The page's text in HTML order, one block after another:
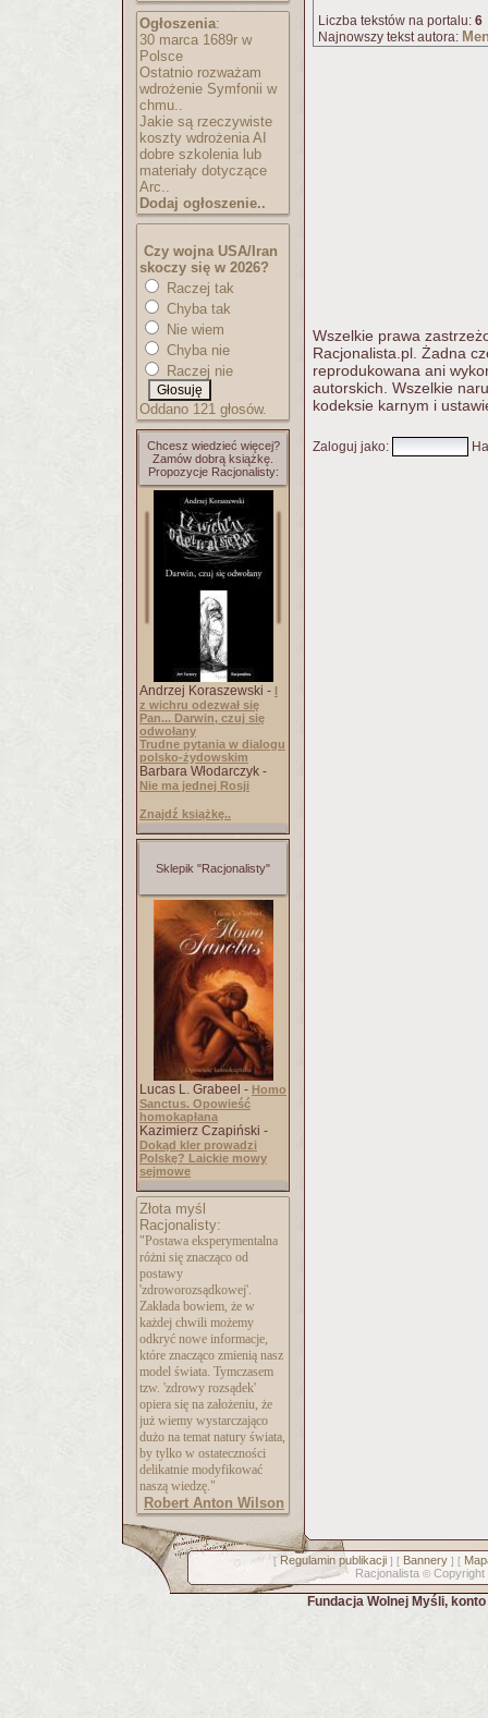
Ogłoszenia:
30 marca 1689r w
Polsce
Ostatnio rozważam
wdrożenie Symfonii w
chmu..
Jakie są rzeczywiste
koszty wdrożenia AI
dobre szkolenia lub
materiały dotyczące
Arc..
Dodaj ogłoszenie..
Czy wojna USA/Iran
skoczy się w 2026?
Raczej tak
Chyba tak
Nie wiem
Chyba nie
Raczej nie
Oddano 121 głosów.
Chcesz wiedzieć więcej?
Zamów dobrą książkę.
Propozycje Racjonalisty:
Andrzej Koraszewski - I
z wichru odezwał się
Pan... Darwin, czuj się
odwołany
Trudne pytania w dialogu
polsko-żydowskim
Barbara Włodarczyk -
Nie ma jednej Rosji
Znajdź książkę..
Sklepik "Racjonalisty"
Lucas L. Grabeel - Homo
Sanctus. Opowieść
homokapłana
Kazimierz Czapiński -
Dokąd kler prowadzi
Polskę? Laickie mowy
sejmowe
Złota myśl
Racjonalisty:
"Postawa eksperymentalna
różni się znacząco od
postawy
'zdroworozsądkowej'.
Zakłada bowiem, że w
każdej chwili możemy
odkryć nowe informacje,
które znacząco zmienią nasz
model świata. Tymczasem
tzw. 'zdrowy rozsądek'
opiera się na założeniu, że
już wiemy wystarczająco
dużo na temat natury świata,
by tylko w ostateczności
delikatnie modyfikować
naszą wiedzę."
Robert Anton Wilson
Liczba tekstów na portalu: 6
Najnowszy tekst autora:
Wszelkie prawa
Racjonalista.pl. Żadna
reprodukowana ani
autorskich. Wszelkie
kodeksie karnym i
Zaloguj jako:
[ Regulamin publikacji] [ Bannery] [
Racjonalista © Copyright
Fundacja Wolnej Myśli,